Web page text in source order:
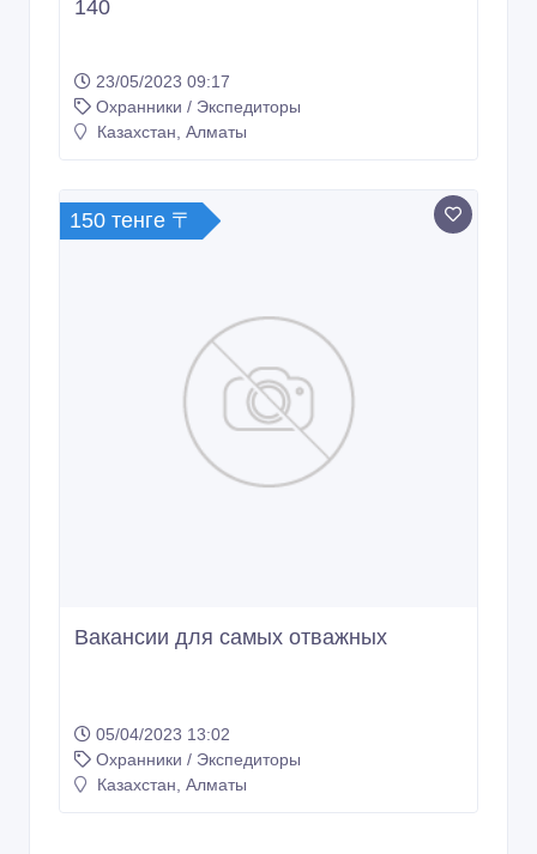
140
23/05/2023 09:17
Охранники / Экспедиторы
Казахстан, Алматы
150 тенге 〒
Вакансии для самых отважных
05/04/2023 13:02
Охранники / Экспедиторы
Казахстан, Алматы